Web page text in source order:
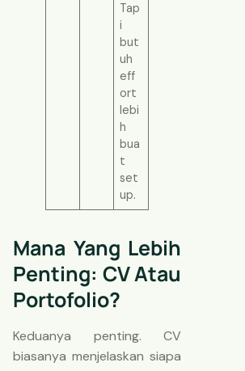
Tap
i
but
uh
eff
ort
lebi
h
bua
t
set
up.
Mana Yang Lebih
Penting: CV Atau
Portofolio?
Keduanya penting. CV
biasanya menjelaskan siapa